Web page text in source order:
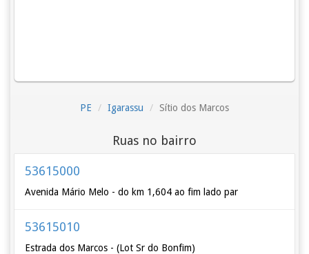
PE Igarassu Sítio dos Marcos
Ruas no bairro
53615000
Avenida Mário Melo - do km 1,604 ao fim lado par
53615010
Estrada dos Marcos - (Lot Sr do Bonfim)